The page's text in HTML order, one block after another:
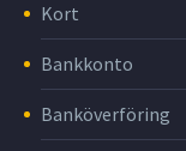
Kort
Bankkonto
Banköverföring